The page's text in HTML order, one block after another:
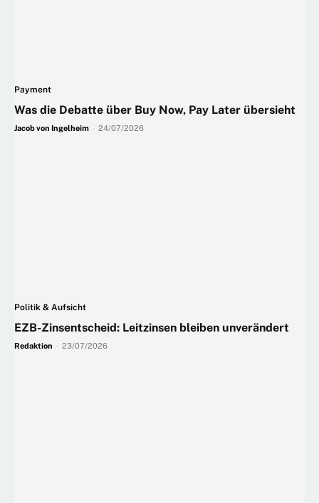
Payment
Was die Debatte über Buy Now, Pay Later übersieht
Jacob von Ingelheim 24/07/2026
Politik & Aufsicht
EZB-Zinsentscheid: Leitzinsen bleiben unverändert
Redaktion 23/07/2026